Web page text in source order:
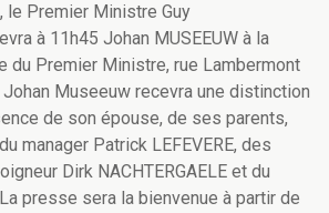
le Premier Ministre Guy
à 11h45 Johan MUSEEUW à la
du Premier Ministre, rue Lambermont
Museeuw recevra une distinction
de son épouse, de ses parents,
manager Patrick LEFEVERE, des
Dirk NACHTERGAELE et du
presse sera la bienvenue à partir de